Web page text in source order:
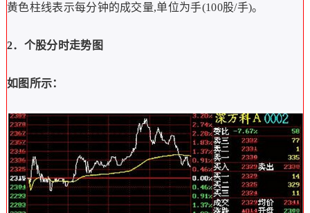
黄色柱线表示每分钟的成交量,单位为手(100股/手)。
2．个股分时走势图
如图所示：